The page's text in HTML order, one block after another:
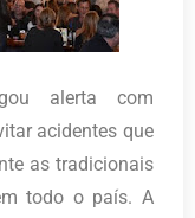
alerta com
acidentes que
as tradicionais
todo o país. A